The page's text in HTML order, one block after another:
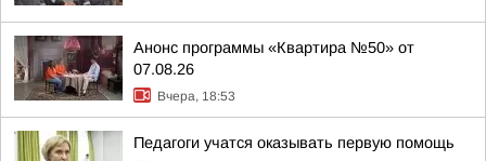
Анонс программы «Квартира №50» от
07.08.26
Вчера, 18:53
Педагоги учатся оказывать первую помощь